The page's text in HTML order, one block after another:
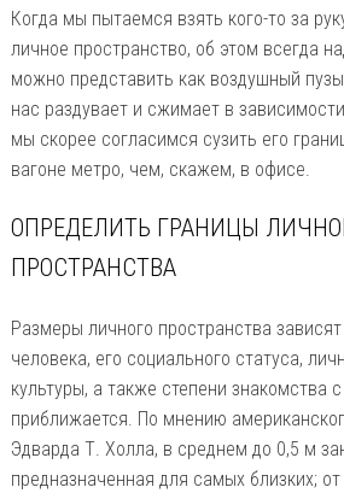
Когда мы пытаемся взять кого-то за
личное пространство, об этом всегда
можно представить как воздушный
нас раздувает и сжимает в
мы скорее согласимся сузить его
вагоне метро, чем, скажем, в офисе.
ОПРЕДЕЛИТЬ ГРАНИЦЫ
ПРОСТРАНСТВА
Размеры личного пространства
человека, его социального статуса,
культуры, а также степени знакомства
приближается. По мнению
Эдварда Т. Холла, в среднем до 0,5 м
предназначенная для самых близких;